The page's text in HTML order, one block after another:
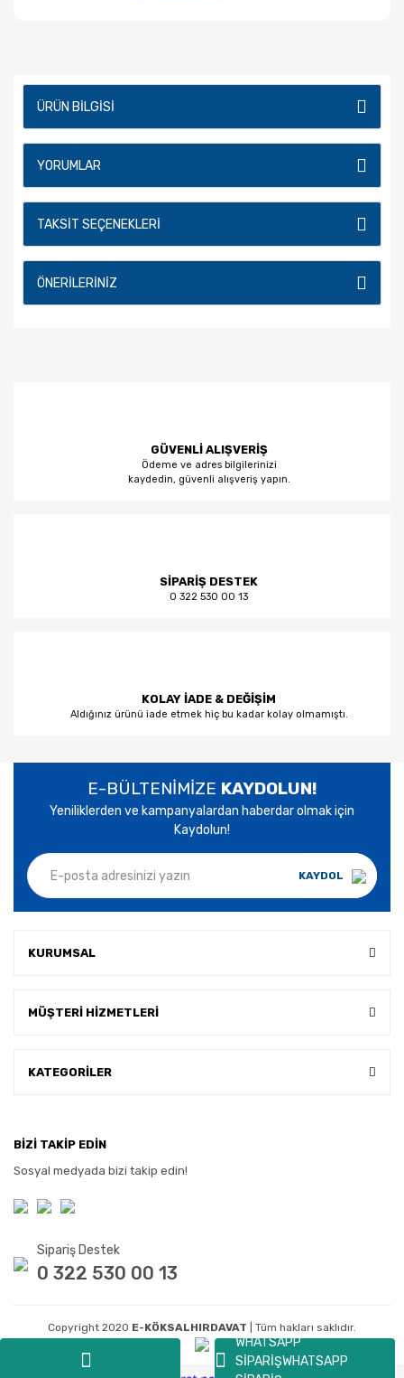
WHATSAPP
SİPARİŞWHATSAPP
ÜRÜN BILGISI
YORUMLAR
TAKSIT SEÇENEKLERI
ÖNERILERINIZ
GÜVENLİ ALIŞVERİŞ
Ödeme ve adres bilgilerinizi
kaydedin, güvenli alışveriş yapın.
SİPARİŞ DESTEK
0 322 530 00 13
KOLAY İADE & DEĞİŞİM
Aldığınız ürünü iade etmek hiç bu kadar kolay olmamıştı.
E-BÜLTENİMİZE KAYDOLUN!
Yeniliklerden ve kampanyalardan haberdar olmak için
Kaydolun!
KAYDOL
KURUMSAL
MÜŞTERİ HİZMETLERİ
KATEGORİLER
BİZİ TAKİP EDİN
Sosyal medyada bizi takip edin!
Sipariş Destek
0 322 530 00 13
Copyright 2020 E-KÖKSALHIRDAVAT | Tüm hakları saklıdır.